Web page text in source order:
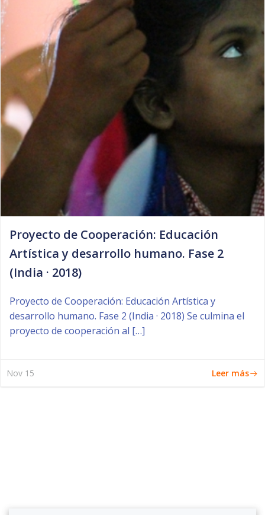
Proyecto de Cooperación: Educación
Artística y desarrollo humano. Fase 2
(India · 2018)
Proyecto de Cooperación: Educación Artística y
desarrollo humano. Fase 2 (India · 2018) Se culmina el
proyecto de cooperación al […]
Nov 15 Leer más